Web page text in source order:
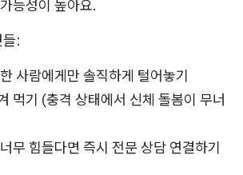
능성이 높아요.
:
사람에게만 솔직하게 털어놓기
먹기 (충격 상태에서 신체 돌봄이 무너
무 힘들다면 즉시 전문 상담 연결하기